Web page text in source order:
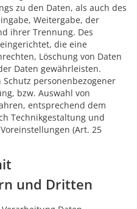
zu den Daten, als auch des
Weitergabe, der
ihrer Trennung. Des
die eine
Löschung von Daten
Daten gewährleisten.
personenbezogener
bzw. Auswahl von
entsprechend dem
Technikgestaltung und
(Art. 25
und Dritten